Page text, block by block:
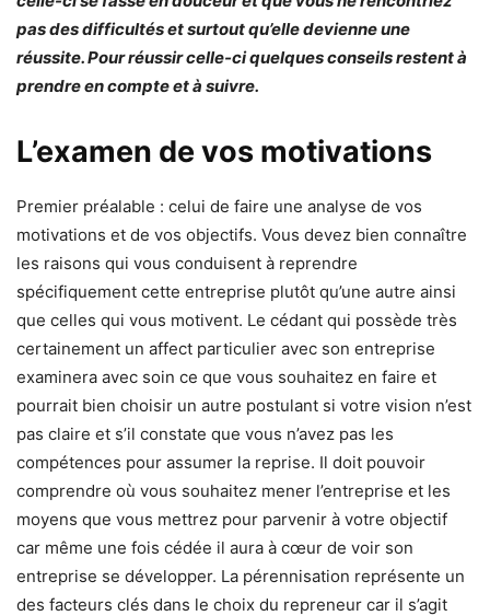
pas des difficultés et surtout qu’elle devienne une
réussite. Pour réussir celle-ci quelques conseils restent à
prendre en compte et à suivre.
L’examen de vos motivations
Premier préalable : celui de faire une analyse de vos
motivations et de vos objectifs. Vous devez bien connaître
les raisons qui vous conduisent à reprendre
spécifiquement cette entreprise plutôt qu’une autre ainsi
que celles qui vous motivent. Le cédant qui possède très
certainement un affect particulier avec son entreprise
examinera avec soin ce que vous souhaitez en faire et
pourrait bien choisir un autre postulant si votre vision n’est
pas claire et s’il constate que vous n’avez pas les
compétences pour assumer la reprise. Il doit pouvoir
comprendre où vous souhaitez mener l’entreprise et les
moyens que vous mettrez pour parvenir à votre objectif
car même une fois cédée il aura à cœur de voir son
entreprise se développer. La pérennisation représente un
des facteurs clés dans le choix du repreneur car il s’agit